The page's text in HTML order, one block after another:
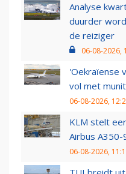
Analyse
duurder
de reiziger
06-08-2026,
'Oekraïense
vol met
06-08-2026,
KLM stelt
Airbus
06-08-2026,